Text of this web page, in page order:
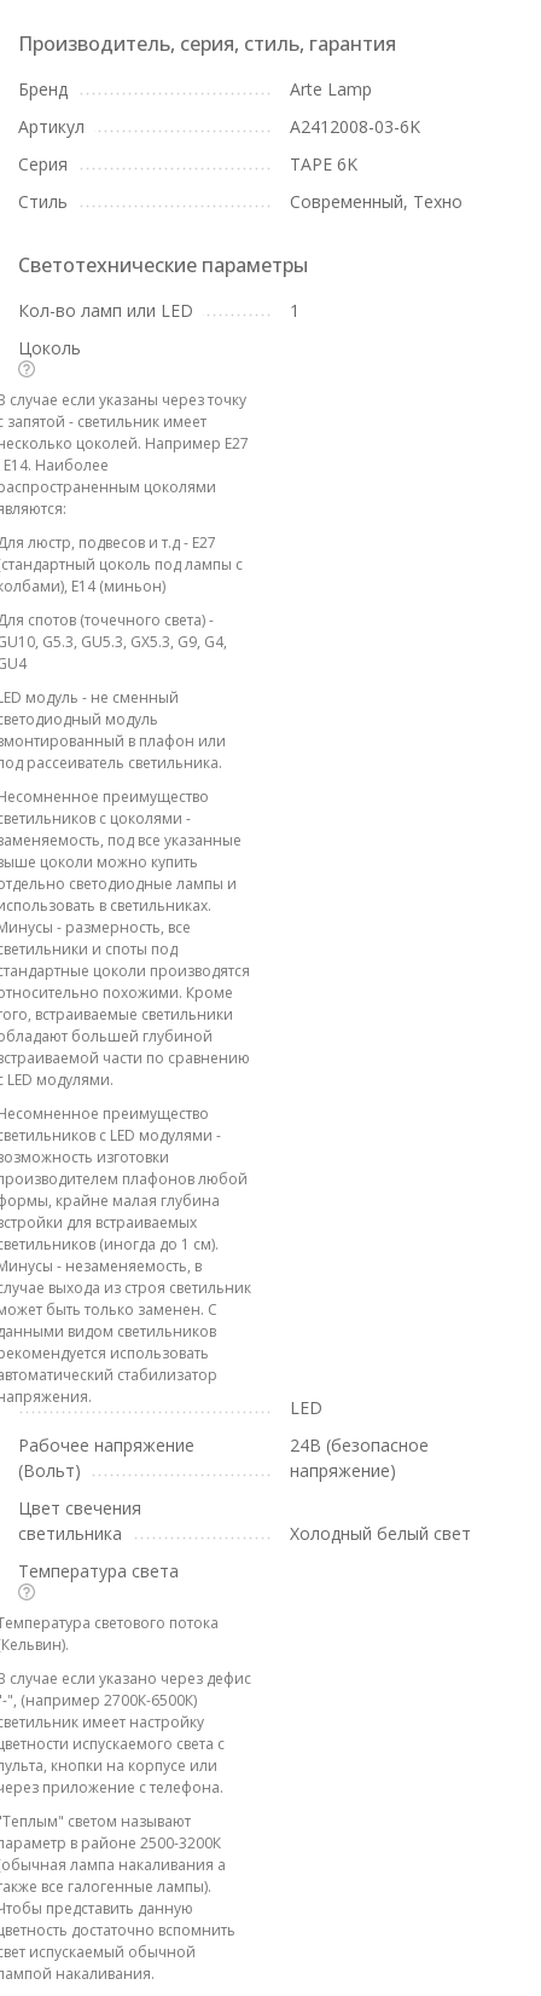
Производитель, серия, стиль, гарантия
Бренд
Arte Lamp
Артикул
A2412008-03-6K
Серия
TAPE 6K
Стиль
Современный, Техно
Светотехнические параметры
Кол-во ламп или LED
1
Цоколь
случае если указаны через точку
запятой - светильник имеет
цоколей. Например E27
E14. Наиболее
цоколями
люстр, подвесов и т.д - E27
цоколь под лампы с
E14 (миньон)
спотов (точечного света) -
G5.3, GU5.3, GX5.3, G9, G4,
модуль - не сменный
модуль
в плафон или
рассеиватель светильника.
преимущество
с цоколями -
под все указанные
цоколи можно купить
светодиодные лампы и
в светильниках.
- размерность, все
и споты под
цоколи производятся
похожими. Кроме
встраиваемые светильники
большей глубиной
части по сравнению
LED модулями.
преимущество
с LED модулями -
изготовки
плафонов любой
крайне малая глубина
для встраиваемых
(иногда до 1 см).
- незаменяемость, в
выхода из строя светильник
быть только заменен. С
видом светильников
использовать
стабилизатор
LED
Рабочее напряжение
(Вольт)
24В (безопасное
напряжение)
Цвет свечения
светильника
Холодный белый свет
Температура света
светового потока
случае если указано через дефис
", (например 2700К-6500К)
имеет настройку
испускаемого света с
кнопки на корпусе или
приложение с телефона.
светом называют
в районе 2500-3200К
лампа накаливания а
все галогенные лампы).
представить данную
достаточно вспомнить
испускаемый обычной
накаливания.